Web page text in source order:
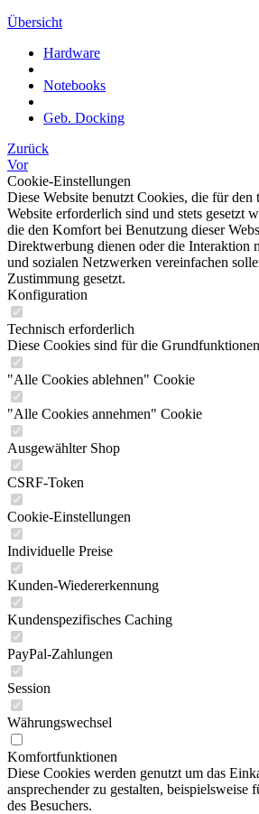
Übersicht
Hardware
Notebooks
Geb. Docking
Zurück
Vor
Cookie-Einstellungen
Diese Website benutzt Cookies, die für den
Website erforderlich sind und stets gesetzt
die den Komfort bei Benutzung dieser
Direktwerbung dienen oder die Interaktion
und sozialen Netzwerken vereinfachen
Zustimmung gesetzt.
Konfiguration
Technisch erforderlich
Diese Cookies sind für die
"Alle Cookies ablehnen" Cookie
"Alle Cookies annehmen" Cookie
Ausgewählter Shop
CSRF-Token
Cookie-Einstellungen
Individuelle Preise
Kunden-Wiedererkennung
Kundenspezifisches Caching
PayPal-Zahlungen
Session
Währungswechsel
Komfortfunktionen
Diese Cookies werden genutzt um das
ansprechender zu gestalten, beispielsweise
des Besuchers.